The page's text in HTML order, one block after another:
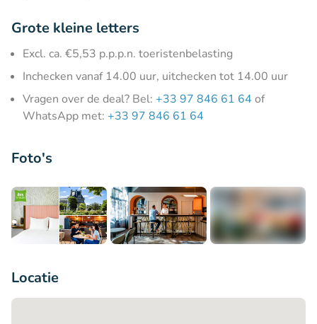
Grote kleine letters
Excl. ca. €5,53 p.p.p.n. toeristenbelasting
Inchecken vanaf 14.00 uur, uitchecken tot 14.00 uur
Vragen over de deal? Bel: +33 97 846 61 64 of
WhatsApp met: +33 97 846 61 64
Foto's
Locatie